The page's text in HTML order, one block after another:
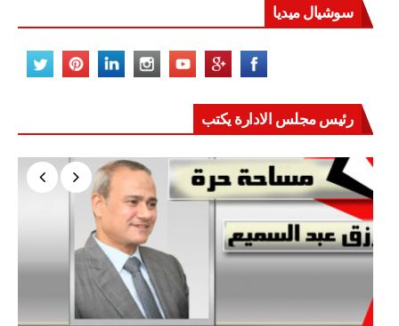
سوشيال ميديا
رئيس مجلس الادارة يكتب